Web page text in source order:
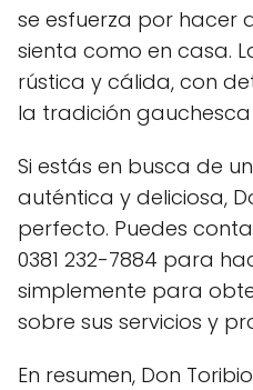
se esfuerza por hacer
sienta como en casa.
rústica y cálida, con
la tradición
Si estás en busca de
auténtica y deliciosa,
perfecto. Puedes
0381 232-7884 para
simplemente para
sobre sus servicios y
En resumen, Don